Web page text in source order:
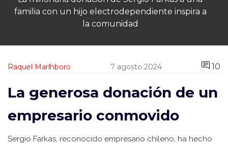
familia con un hijo electrodependiente inspira a
la comunidad
Raquel Marlhboro 7 agosto 2024 10
La generosa donación de un
empresario conmovido
Sergio Farkas, reconocido empresario chileno, ha hecho